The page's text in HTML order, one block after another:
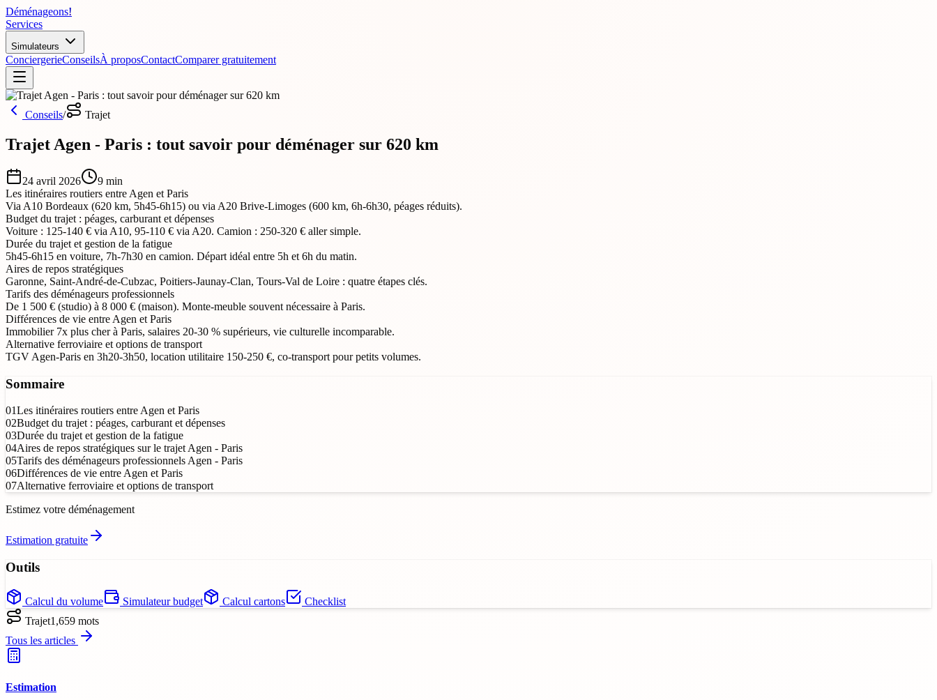
Déménageons!
Services
Simulateurs
ConciergerieConseilsÀ proposContactComparer gratuitement
Conseils/ Trajet
Trajet Agen - Paris : tout savoir pour déménager sur 620 km
24 avril 2026 9 min
Les itinéraires routiers entre Agen et Paris
Via A10 Bordeaux (620 km, 5h45-6h15) ou via A20 Brive-Limoges (600 km, 6h-6h30, péages réduits).
Budget du trajet : péages, carburant et dépenses
Voiture : 125-140 € via A10, 95-110 € via A20. Camion : 250-320 € aller simple.
Durée du trajet et gestion de la fatigue
5h45-6h15 en voiture, 7h-7h30 en camion. Départ idéal entre 5h et 6h du matin.
Aires de repos stratégiques
Garonne, Saint-André-de-Cubzac, Poitiers-Jaunay-Clan, Tours-Val de Loire : quatre étapes clés.
Tarifs des déménageurs professionnels
De 1 500 € (studio) à 8 000 € (maison). Monte-meuble souvent nécessaire à Paris.
Différences de vie entre Agen et Paris
Immobilier 7x plus cher à Paris, salaires 20-30 % supérieurs, vie culturelle incomparable.
Alternative ferroviaire et options de transport
TGV Agen-Paris en 3h20-3h50, location utilitaire 150-250 €, co-transport pour petits volumes.
Sommaire
01Les itinéraires routiers entre Agen et Paris
02Budget du trajet : péages, carburant et dépenses
03Durée du trajet et gestion de la fatigue
04Aires de repos stratégiques sur le trajet Agen - Paris
05Tarifs des déménageurs professionnels Agen - Paris
06Différences de vie entre Agen et Paris
07Alternative ferroviaire et options de transport
Estimez votre déménagement
Estimation gratuite
Outils
Calcul du volume Simulateur budget Calcul cartons
Checklist
Trajet1,659 mots
Tous les articles
Estimation